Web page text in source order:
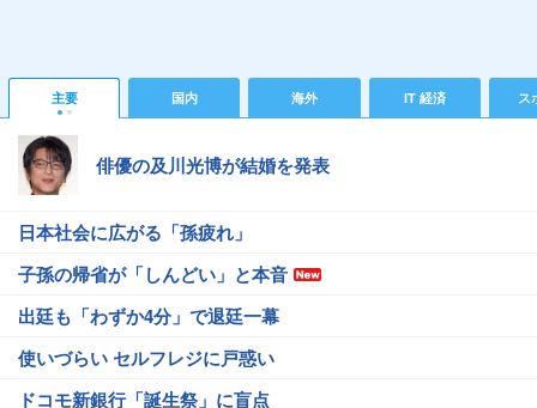
主要 国内 海外 IT 経済 ス
俳優の及川光博が結婚を発表
日本社会に広がる「孫疲れ」
子孫の帰省が「しんどい」と本音
出廷も「わずか4分」で退廷一幕
使いづらい セルフレジに戸惑い
ドコモ新銀行「誕生祭」に盲点